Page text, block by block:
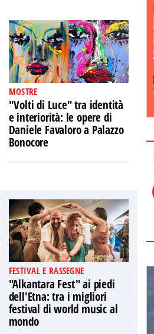
MOSTRE
"Volti di Luce" tra identità
e interiorità: le opere di
Daniele Favaloro a Palazzo
Bonocore
FESTIVAL E RASSEGNE
"Alkantara Fest" ai piedi
dell'Etna: tra i migliori
festival di world music al
mondo